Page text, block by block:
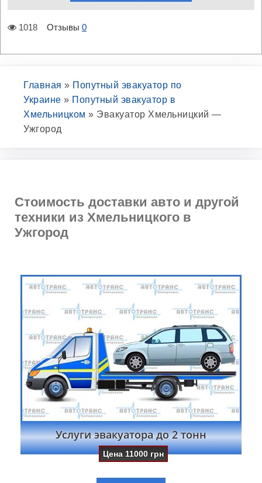
1018 Отзывы 0
Главная » Попутный эвакуатор по
Украине » Попутный эвакуатор в
Хмельницком » Эвакуатор Хмельницкий —
Ужгород
Стоимость доставки авто и другой
техники из Хмельницкого в
Ужгород
Услуги эвакуатора до 2 тонн
Цена11000 грн